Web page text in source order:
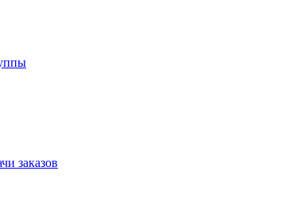
заказов